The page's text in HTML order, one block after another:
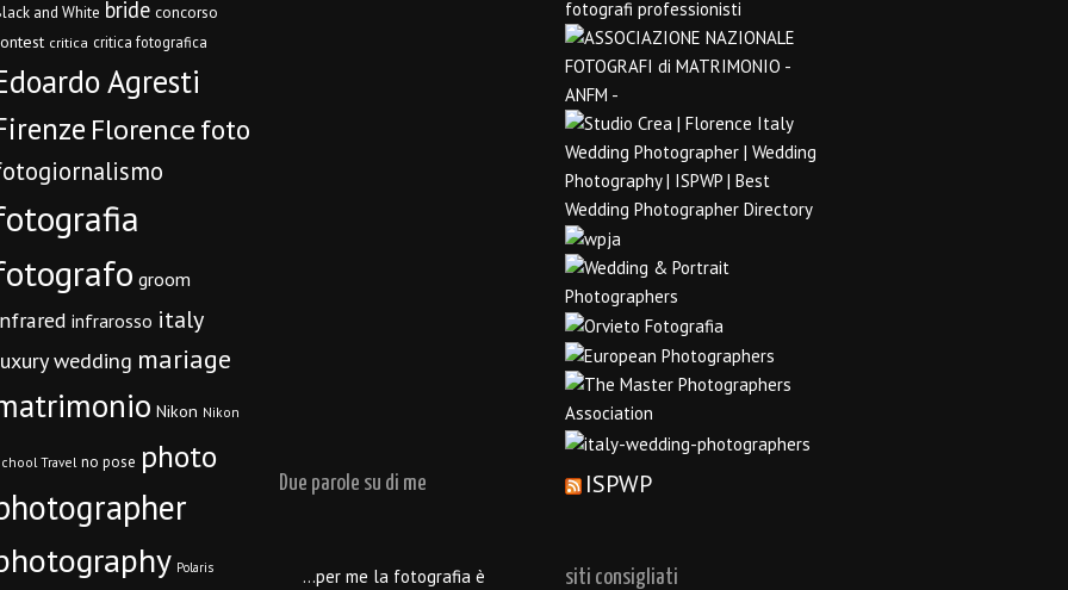
and White bride concorso
critica critica fotografica
Agresti
Florencefoto
groom
infrarosso italy
wedding mariage
Nikon Nikon
Travel no pose photo
Polaris
Due parole su di me
…per me la fotografia è
ISPWP
siti consigliati